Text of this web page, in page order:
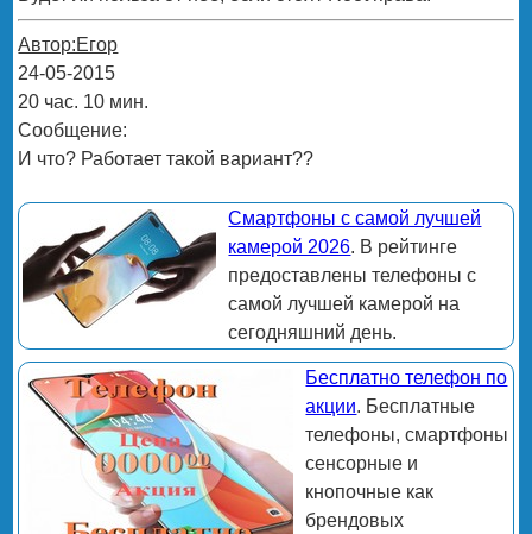
Автор:Егор
24-05-2015
20 час. 10 мин.
Сообщение:
И что? Работает такой вариант??
Смартфоны с самой лучшей
камерой 2026. В рейтинге
предоставлены телефоны с
самой лучшей камерой на
сегодняшний день.
Бесплатно телефон по
акции. Бесплатные
телефоны, смартфоны
сенсорные и
кнопочные как
брендовых